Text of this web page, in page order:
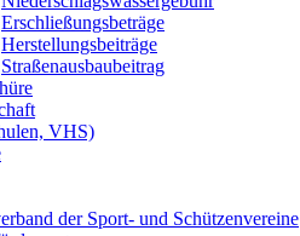
Erschließungsbeträge
Herstellungsbeiträge
Straßenausbaubeitrag
VHS)
der Sport- und Schützenvereine